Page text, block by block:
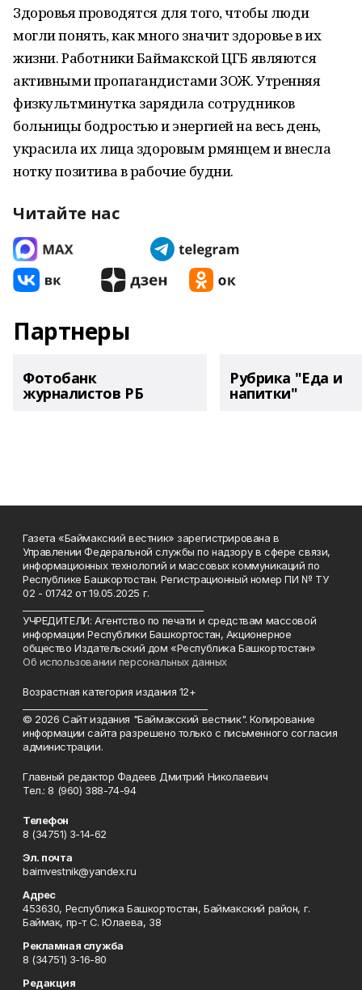
Здоровья проводятся для того, чтобы люди
могли понять, как много значит здоровье в их
жизни. Работники Баймакской ЦГБ являются
активными пропагандистами ЗОЖ. Утренняя
физкультминутка зарядила сотрудников
больницы бодростью и энергией на весь день,
украсила их лица здоровым рмянцем и внесла
нотку позитива в рабочие будни.
Читайте нас
Партнеры
Фотобанк
журналистов РБ
Рубрика "Еда и
напитки"
Газета «Баймакский вестник» зарегистрирована в
Управлении Федеральной службы по надзору в сфере связи,
информационных технологий и массовых коммуникаций по
Республике Башкортостан. Регистрационный номер ПИ № ТУ
02 - 01742 от 19.05.2025 г.
УЧРЕДИТЕЛИ: Агентство по печати и средствам массовой
информации Республики Башкортостан, Акционерное
общество Издательский дом «Республика Башкортостан»
Об использовании персональных данных
Возрастная категория издания 12+
© 2026 Сайт издания "Баймакский вестник". Копирование
информации сайта разрешено только с письменного согласия
администрации.
Главный редактор Фадеев Дмитрий Николаевич
Тел.: 8 (960) 388-74-94
Телефон
8 (34751) 3-14-62
Эл. почта
baimvestnik@yandex.ru
Адрес
453630, Республика Башкортостан, Баймакский район, г.
Баймак, пр-т С. Юлаева, 38
Рекламная служба
8 (34751) 3-16-80
Редакция